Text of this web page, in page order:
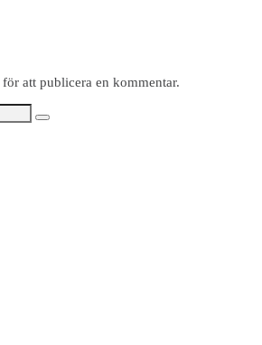
för att publicera en kommentar.